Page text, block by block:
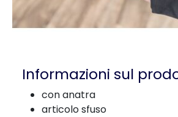
Informazioni sul
con anatra
articolo sfuso